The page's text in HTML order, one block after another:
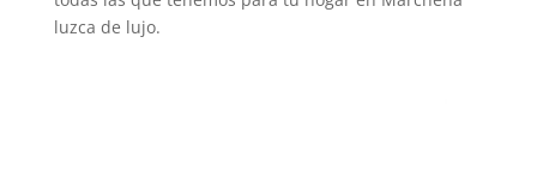
luzca de lujo.